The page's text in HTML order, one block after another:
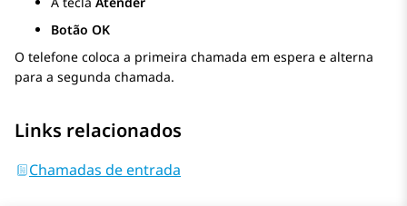
Botão OK
O telefone coloca a primeira chamada em espera e alterna
para a segunda chamada.
Links relacionados
Chamadas de entrada